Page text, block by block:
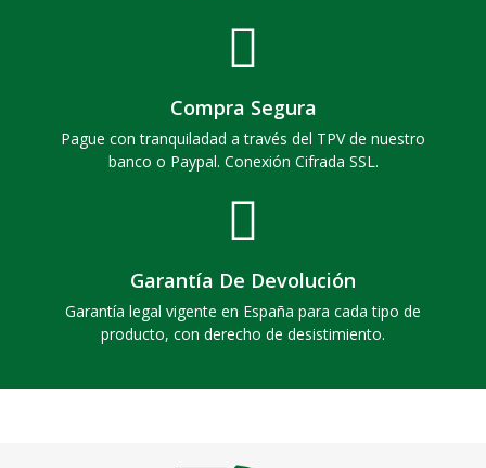
Compra Segura
Pague con tranquiladad a través del TPV de nuestro
banco o Paypal. Conexión Cifrada SSL.
Garantía De Devolución
Garantía legal vigente en España para cada tipo de
producto, con derecho de desistimiento.